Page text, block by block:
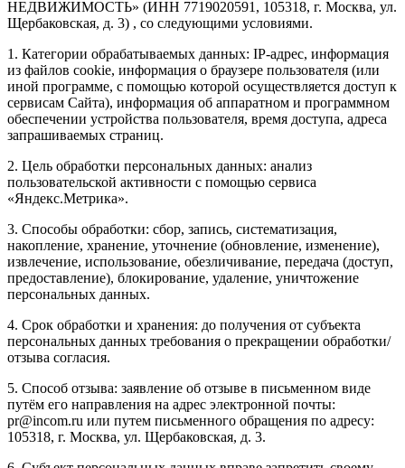
НЕДВИЖИМОСТЬ» (ИНН 7719020591, 105318, г. Москва, ул.
Щербаковская, д. 3) , со следующими условиями.
1. Категории обрабатываемых данных: IP-адрес, информация
из файлов cookie, информация о браузере пользователя (или
иной программе, с помощью которой осуществляется доступ к
сервисам Сайта), информация об аппаратном и программном
обеспечении устройства пользователя, время доступа, адреса
запрашиваемых страниц.
2. Цель обработки персональных данных: анализ
пользовательской активности с помощью сервиса
«Яндекс.Метрика».
3. Способы обработки: сбор, запись, систематизация,
накопление, хранение, уточнение (обновление, изменение),
извлечение, использование, обезличивание, передача (доступ,
предоставление), блокирование, удаление, уничтожение
персональных данных.
4. Срок обработки и хранения: до получения от субъекта
персональных данных требования о прекращении обработки/
отзыва согласия.
5. Способ отзыва: заявление об отзыве в письменном виде
путём его направления на адрес электронной почты:
pr@incom.ru или путем письменного обращения по адресу:
105318, г. Москва, ул. Щербаковская, д. 3.